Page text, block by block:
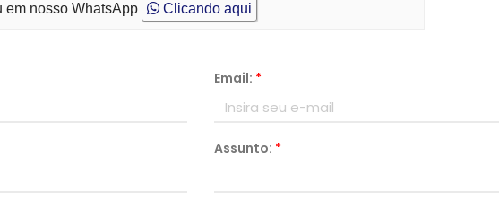
em nosso WhatsApp Clicando aqui
Email: *
Assunto: *